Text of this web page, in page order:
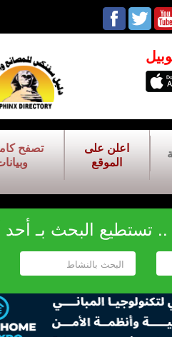
اعلن على
الموقع
تصفح
تستطيع البحث بـ أحد